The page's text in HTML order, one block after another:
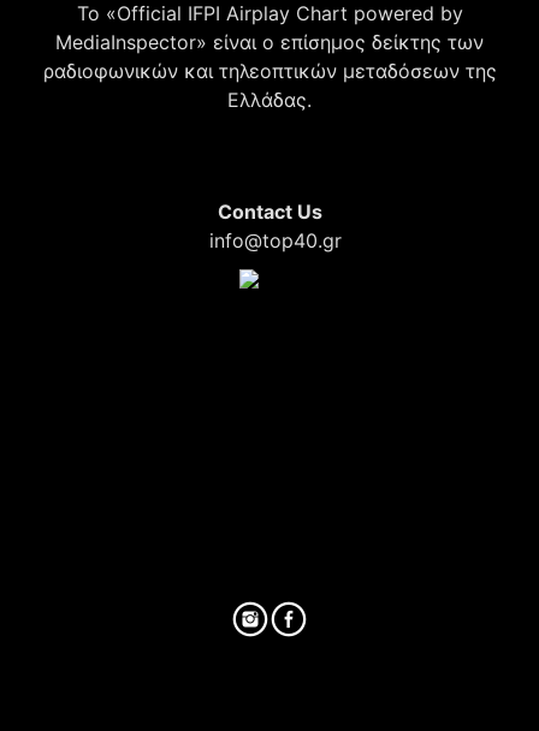
Το «Official IFPI Airplay Chart powered by
MediaInspector» είναι ο επίσημος δείκτης των
ραδιοφωνικών και τηλεοπτικών μεταδόσεων της
Ελλάδας.
Contact Us
info@top40.gr